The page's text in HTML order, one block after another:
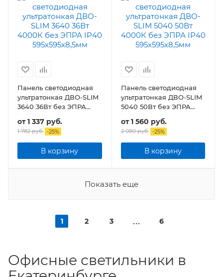
Панель светодиодная
ультратонкая ДВО-SLIM
3640 36Вт без ЭПРА
от1 337 руб.
1 782 руб. -25%
В корзину
Панель светодиодная
ультратонкая ДВО-SLIM
5040 50Вт без ЭПРА
от1 560 руб.
2 080 руб. -25%
В корзину
Показать еще
1 2 3 6
Офисные светильники в